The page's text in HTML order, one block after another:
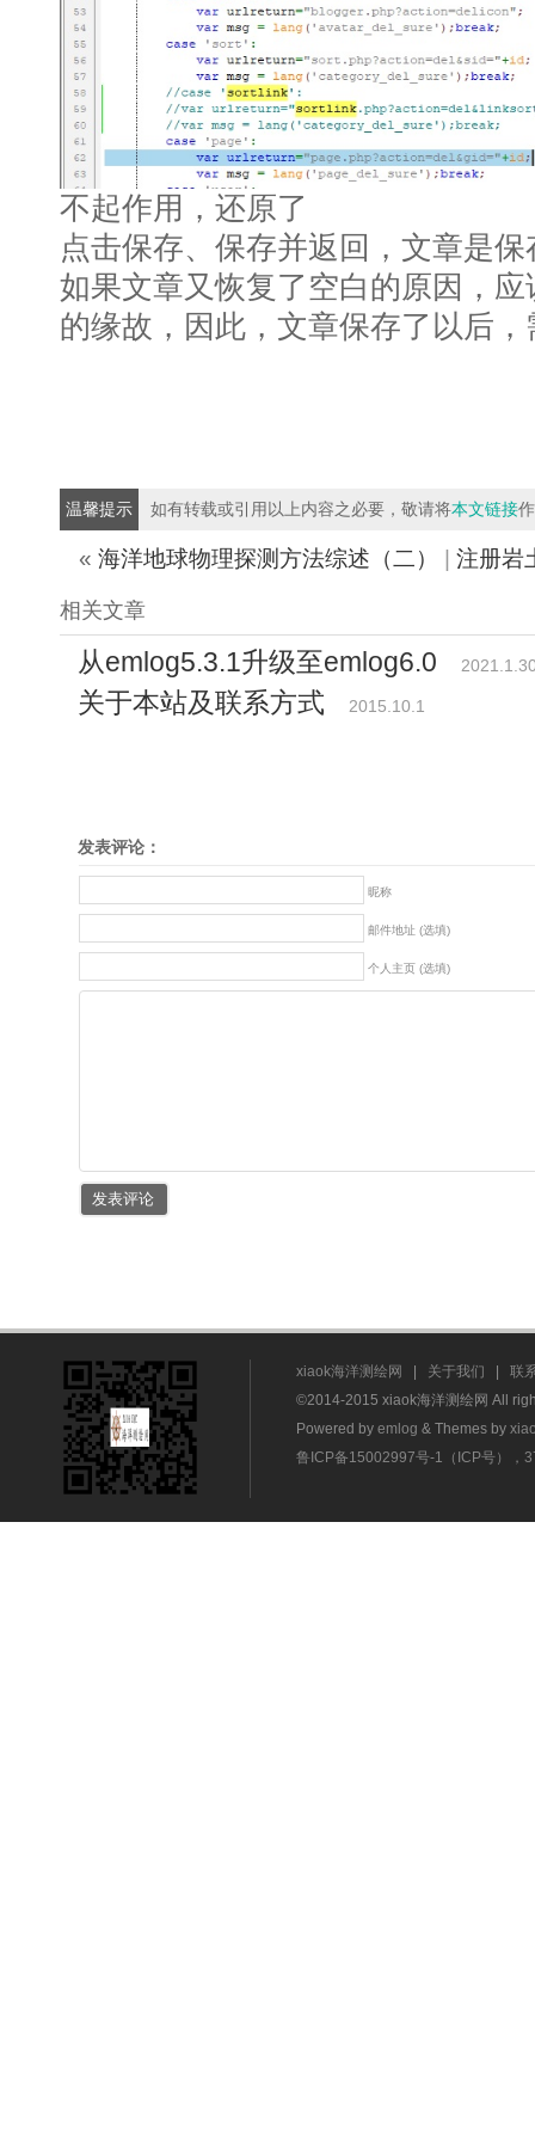
不起作用，还原了
点击保存、保存并返回，文章是保
如果文章又恢复了空白的原因，
的缘故，因此，文章保存了以后
温馨提示 如有转载或引用以上内容之必要，敬请将本文链接
«海洋地球物理探测方法综述（二） |注册岩
相关文章
从emlog5.3.1升级至emlog6.0
关于本站及联系方式 2015.10.1
发表评论：
昵称
邮件地址 (选填)
个人主页 (选填)
xiaok海洋测绘网 关于我们
联
©2014-2015 xiaok海洋测绘网 All
Powered by emlog & Themes by
鲁ICP备15002997号-1（ICP号），